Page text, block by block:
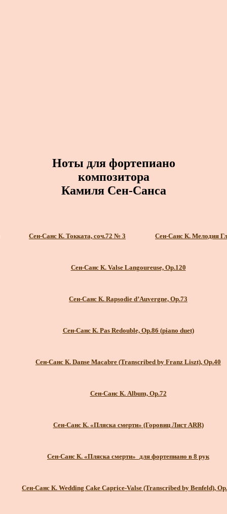
Ноты для фортепиано
композитора
Камиля Сен-Санса
Сен-Санс К. Токката, соч.72 № 3 Сен-Санс К. Мелодия
Сен-Санс К. Valse Langoureuse, Op.120
Сен-Санс К. Rapsodie d’Auvergne, Op.73
Сен-Санс К. Pas Redouble, Op.86 (piano duet)
Сен-Санс К. Danse Macabre (Transcribed by Franz Liszt), Op.40
Сен-Санс К. Album, Op.72
Сен-Санс К. «Пляска смерти» (Горовиц Лист ARR)
Сен-Санс К. «Пляска смерти»_для фортепиано в 8 рук
Сен-Санс К. Wedding Cake Caprice-Valse (Transcribed by Benfeld),